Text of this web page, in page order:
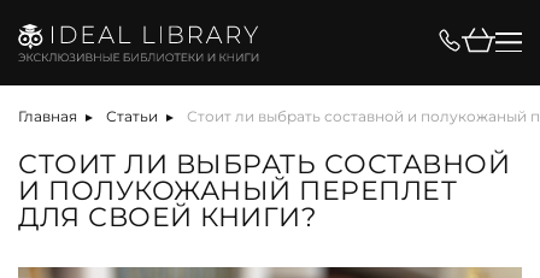
Главная Статьи Стоит ли выбрать составной и полукожаный
СТОИТ ЛИ ВЫБРАТЬ СОСТАВНОЙ
И ПОЛУКОЖАНЫЙ ПЕРЕПЛЕТ
ДЛЯ СВОЕЙ КНИГИ?